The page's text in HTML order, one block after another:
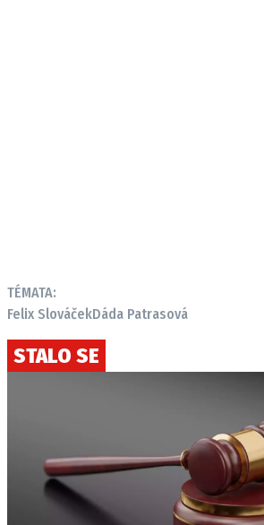
TÉMATA:
Felix SlováčekDáda Patrasová
STALO SE